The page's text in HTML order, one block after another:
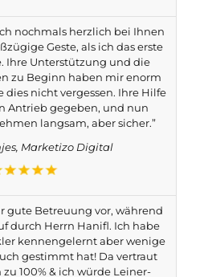
nochmals herzlich bei Ihnen
Geste, als ich das erste
Ihre Unterstützung und die
zu Beginn haben mir enorm
nicht vergessen. Ihre Hilfe
Antrieb gegeben, und nun
langsam, aber sicher.”
Marketizo Digital
gute Betreuung vor, während
durch Herrn Hanifl. Ich habe
kennengelernt aber wenige
gestimmt hat! Da vertraut
100% & ich würde Leiner-